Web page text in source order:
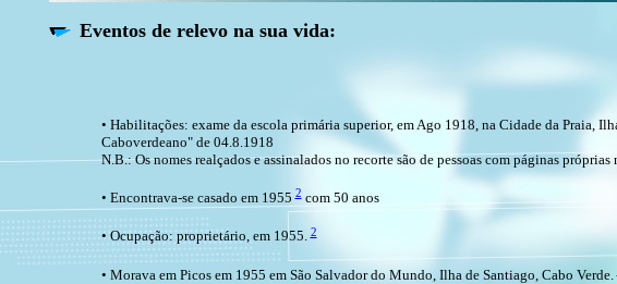
Eventos de relevo na sua vida:
• Habilitações: exame da escola primária superior, em Ago 1918, na Cidade da Praia,
Caboverdeano" de 04.8.1918
N.B.: Os nomes realçados e assinalados no recorte são de pessoas com páginas
• Encontrava-se casado em 19552com 50 anos
• Ocupação: proprietário, em 1955.2
• Morava em Picos em 1955 em São Salvador do Mundo, Ilha de Santiago, Cabo Verde.